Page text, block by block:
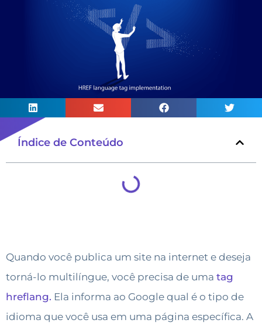
Índice de Conteúdo
Quando você publica um site na internet e deseja
torná-lo multilíngue, você precisa de uma tag
hreflang. Ela informa ao Google qual é o tipo de
idioma que você usa em uma página específica. A